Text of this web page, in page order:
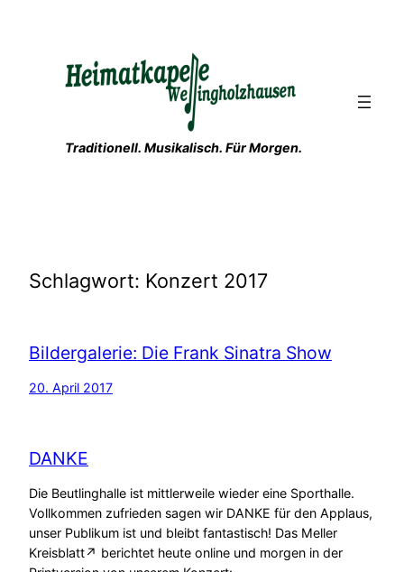
Traditionell. Musikalisch. Für Morgen.
Schlagwort: Konzert 2017
Bildergalerie: Die Frank Sinatra Show
20. April 2017
DANKE
Die Beutlinghalle ist mittlerweile wieder eine Sporthalle.
Vollkommen zufrieden sagen wir DANKE für den Applaus,
unser Publikum ist und bleibt fantastisch! Das Meller
Kreisblatt↗ berichtet heute online und morgen in der